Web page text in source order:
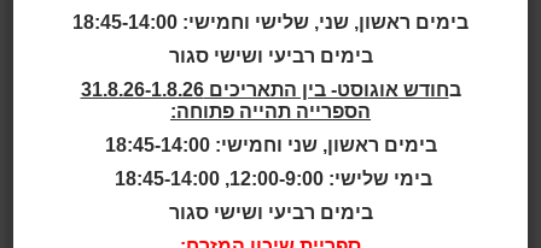
מהם שירותי ענן– אילו שירותי ענן אנחנו מכירים? למה
עם המייל של גוגל
בימים ראשון, שני, שלישי וחמישי: 18:45-14:00
בימים רביעי ושישי סגור
ב
חודש אוגוסט- בין התאריכים 31.8.26-1.8.26
הספרייה תהייה פתוחה:
בימים ראשון, שני וחמישי: 18:45-14:00
בימי שלישי: 12:00-9:00, 18:45-14:00
בימים רביעי ושישי סגור